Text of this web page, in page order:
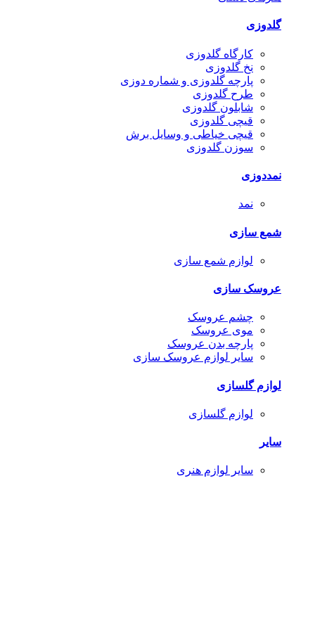
گلدوزی
کارگاه گلدوزی
نخ گلدوزی
پارچه گلدوزی و شماره دوزی
طرح گلدوزی
شابلون گلدوزی
قیچی گلدوزی
قیچی خیاطی و وسایل برش
سوزن گلدوزی
نمددوزی
نمد
شمع سازی
لوازم شمع سازی
عروسک سازی
چشم عروسک
موی عروسک
پارچه بدن عروسک
سایر لوازم عروسک سازی
لوازم گلسازی
لوازم گلسازی
سایر
سایر لوازم هنری